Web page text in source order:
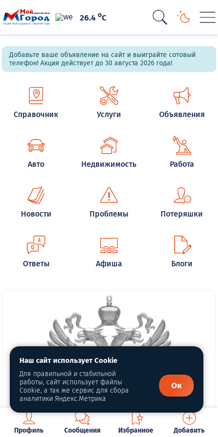
26.4oC
Добавьте ваше объявление на сайт и выиграйте сотовый
телефон! Акция действует до 30 августа 2026 года!
Справочник Услуги Объявления
Авто Недвижимость Работа
Новости Проблемы Потеряшки
Ответы Афиша Блоги
Профиль Сообщения Избранное Добавить
Наш сайт использует Cookie
Для правильной и стабильной
работы, сайт использует файлы
Cookie, а так же сервис для сбора
аналитики Яндекс.Метрика
Ок